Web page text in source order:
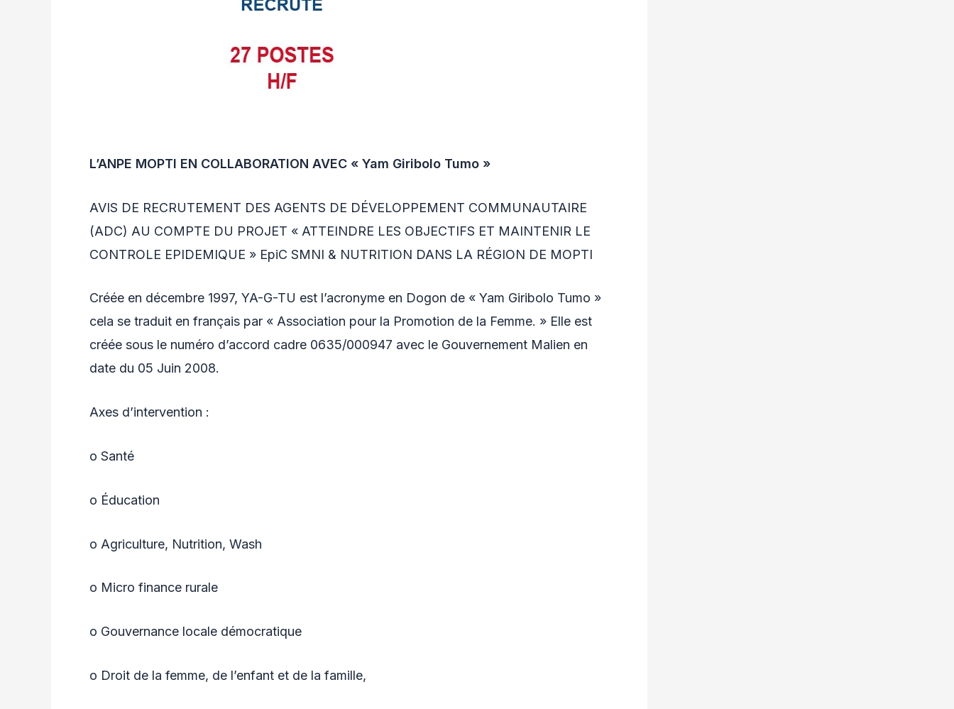
L’ANPE MOPTI EN COLLABORATION AVEC « Yam Giribolo Tumo »
AVIS DE RECRUTEMENT DES AGENTS DE DÉVELOPPEMENT COMMUNAUTAIRE
(ADC) AU COMPTE DU PROJET « ATTEINDRE LES OBJECTIFS ET MAINTENIR LE
CONTROLE EPIDEMIQUE » EpiC SMNI & NUTRITION DANS LA RÉGION DE MOPTI
Créée en décembre 1997, YA-G-TU est l’acronyme en Dogon de « Yam Giribolo Tumo »
cela se traduit en français par « Association pour la Promotion de la Femme. » Elle est
créée sous le numéro d’accord cadre 0635/000947 avec le Gouvernement Malien en
date du 05 Juin 2008.
Axes d’intervention :
o Santé
o Éducation
o Agriculture, Nutrition, Wash
o Micro finance rurale
o Gouvernance locale démocratique
o Droit de la femme, de l’enfant et de la famille,